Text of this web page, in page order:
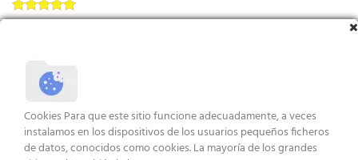
Valorado
AVISO LEGAL Y CONDICIONES POLÍTICA DE COOKIES DERECHOS ARCO
POLÍTICA DE PRIVACIDAD CONTACTO
Copyright 2026 ©Dan Ratia
Cookies Para que este sitio funcione adecuadamente, a veces
instalamos en los dispositivos de los usuarios pequeños ficheros
de datos, conocidos como cookies. La mayoría de los grandes